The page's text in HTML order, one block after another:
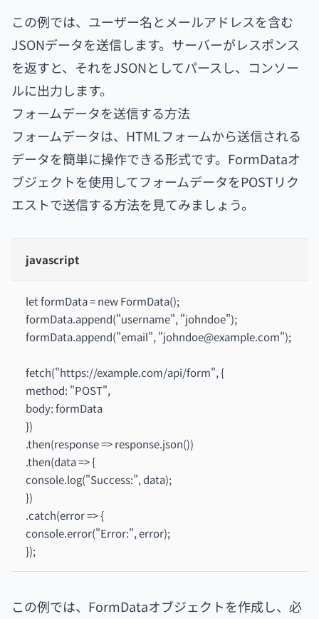
この例では、ユーザー名とメールアドレスを含む
JSONデータを送信します。サーバーがレスポンス
を返すと、それをJSONとしてパースし、コンソー
ルに出力します。
フォームデータを送信する方法
フォームデータは、HTMLフォームから送信される
データを簡単に操作できる形式です。FormDataオ
ブジェクトを使用してフォームデータをPOSTリク
エストで送信する方法を見てみましょう。
javascript
let formData = new FormData();
formData.append("username", "johndoe");
formData.append("email", "johndoe@example.com");
fetch("https://example.com/api/form", {
method: "POST",
body: formData
})
.then(response => response.json())
.then(data => {
console.log("Success:", data);
})
.catch(error => {
console.error("Error:", error);
});
この例では、FormDataオブジェクトを作成し、必